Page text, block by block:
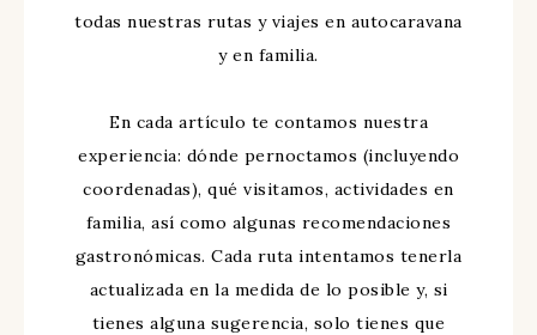
todas nuestras rutas y viajes en autocaravana
y en familia.
En cada artículo te contamos nuestra
experiencia: dónde pernoctamos (incluyendo
coordenadas), qué visitamos, actividades en
familia, así como algunas recomendaciones
gastronómicas. Cada ruta intentamos tenerla
actualizada en la medida de lo posible y, si
tienes alguna sugerencia, solo tienes que